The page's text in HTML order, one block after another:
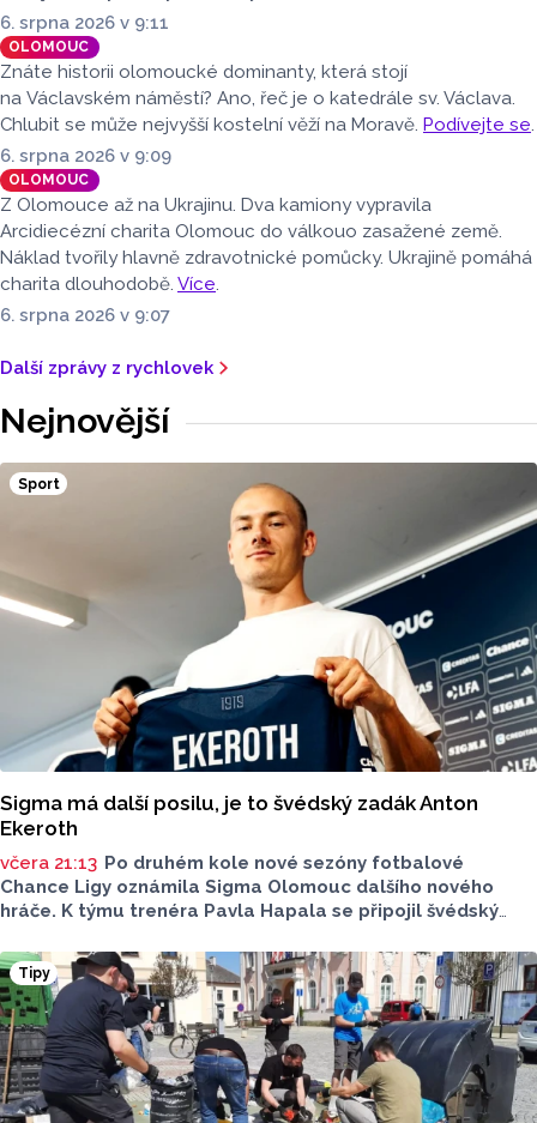
6. srpna 2026 v 9:11
OLOMOUC
Znáte historii olomoucké dominanty, která stojí
na Václavském náměstí? Ano, řeč je o katedrále sv. Václava.
Chlubit se může nejvyšší kostelní věží na Moravě. Podívejte se.
6. srpna 2026 v 9:09
OLOMOUC
Z Olomouce až na Ukrajinu. Dva kamiony vypravila
Arcidiecézní charita Olomouc do válkouo zasažené země.
Náklad tvořily hlavně zdravotnické pomůcky. Ukrajině pomáhá
charita dlouhodobě. Více.
6. srpna 2026 v 9:07
Další zprávy z rychlovek
Nejnovější
Sport
Sigma má další posilu, je to švédský zadák Anton
Ekeroth
včera 21:13 Po druhém kole nové sezóny fotbalové
Chance Ligy oznámila Sigma Olomouc dalšího nového
hráče. K týmu trenéra Pavla Hapala se připojil švédský
z norského HamKamu. Sigma to uvedla na svém webu,
o tom, na jak dlouho podepsal nov hráč smlouvu
neinformovala.
Tipy